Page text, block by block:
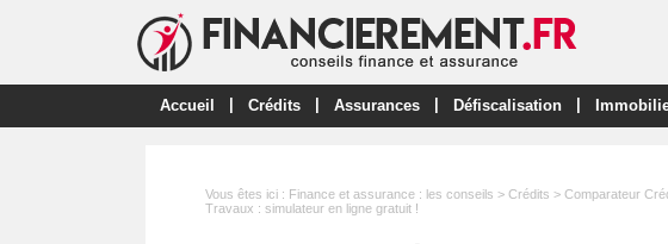
Accueil Crédits Assurances Défiscalisation
Vous êtes ici : Finance et assurance : les conseils > Crédits > Comparateur
Travaux : simulateur en ligne gratuit !